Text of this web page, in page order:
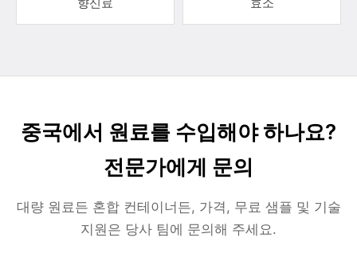
중국에서 원료를 수입해야 하나요?
전문가에게 문의
대량 원료든 혼합 컨테이너든, 가격, 무료 샘플 및 기술
지원은 당사 팀에 문의해 주세요.